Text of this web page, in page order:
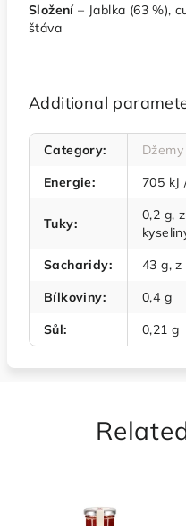
Složení– Jablka (63 %),
štáva
Additional
Category:
Energie: 705 kJ
Tuky:
0,2 g,
Sacharidy:
43 g,
Bílkoviny:
0,4 g
Sůl: 0,21 g